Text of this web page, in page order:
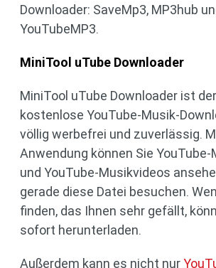
Downloader: SaveMp3, MP3hub
YouTubeMP3.
MiniTool uTube Downloader
MiniTool uTube Downloader ist
kostenlose YouTube-Musik-
völlig werbefrei und zuverlässig.
Anwendung können Sie YouTube-
und YouTube-Musikvideos
gerade diese Datei besuchen.
finden, das Ihnen sehr gefällt,
sofort herunterladen.
Außerdem kann es nicht nur